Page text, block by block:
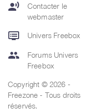
record_voice_over
Contacter le
webmaster
dvr Univers Freebox
group
Forums Univers
Freebox
Copyright © 2026 -
Freezone - Tous droits
réservés.